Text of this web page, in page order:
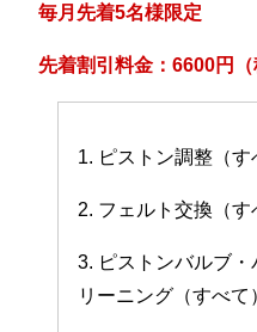
毎月先着5名様限定
先着割引料金：6600円（
1. ピストン調整（す
2. フェルト交換（す
3. ピストンバルブ
リーニング（すべて